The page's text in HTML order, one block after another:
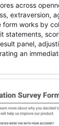
across
extraversion,
form works by
statements,
panel,
an
and